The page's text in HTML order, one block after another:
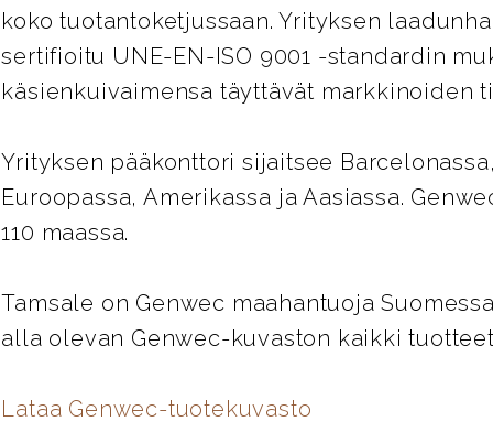
koko tuotantoketjussaan. Yrityksen
sertifioitu UNE-EN-ISO 9001 -standardin
käsienkuivaimensa täyttävät markkinoiden
Yrityksen pääkonttori sijaitsee
Euroopassa, Amerikassa ja Aasiassa.
110 maassa.
Tamsale on Genwec maahantuoja
alla olevan Genwec-kuvaston kaikki
Lataa Genwec-tuotekuvasto